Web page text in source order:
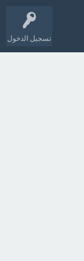
تسجيل الدخول